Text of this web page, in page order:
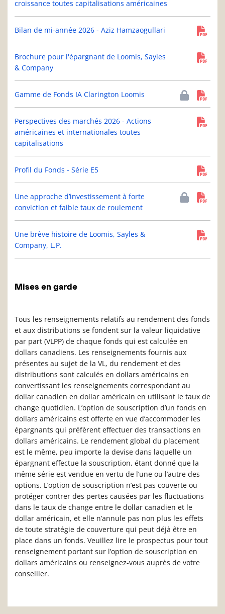
croissance toutes capitalisations américaines
Bilan de mi-année 2026 - Aziz Hamzaogullari
Brochure pour l'épargnant de Loomis, Sayles
& Company
Gamme de Fonds IA Clarington Loomis
Perspectives des marchés 2026 - Actions
américaines et internationales toutes
capitalisations
Profil du Fonds - Série E5
Une approche d’investissement à forte
conviction et faible taux de roulement
Une brève histoire de Loomis, Sayles &
Company, L.P.
Mises en garde
Tous les renseignements relatifs au rendement des fonds
et aux distributions se fondent sur la valeur liquidative
par part (VLPP) de chaque fonds qui est calculée en
dollars canadiens. Les renseignements fournis aux
présentes au sujet de la VL, du rendement et des
distributions sont calculés en dollars américains en
convertissant les renseignements correspondant au
dollar canadien en dollar américain en utilisant le taux de
change quotidien. L’option de souscription d’un fonds en
dollars américains est offerte en vue d’accommoder les
épargnants qui préfèrent effectuer des transactions en
dollars américains. Le rendement global du placement
est le même, peu importe la devise dans laquelle un
épargnant effectue la souscription, étant donné que la
même série est vendue en vertu de l’une ou l’autre des
options. L’option de souscription n’est pas couverte ou
protéger contrer des pertes causées par les fluctuations
dans le taux de change entre le dollar canadien et le
dollar américain, et elle n’annule pas non plus les effets
de toute stratégie de couverture qui peut déjà être en
place dans un fonds. Veuillez lire le prospectus pour tout
renseignement portant sur l’option de souscription en
dollars américains ou renseignez-vous auprès de votre
conseiller.